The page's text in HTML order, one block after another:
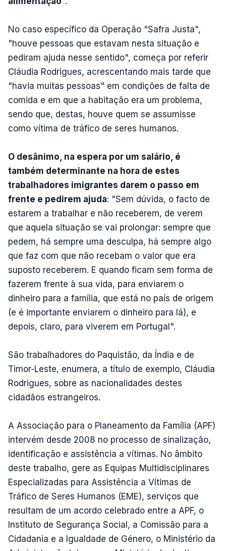
No caso específico da Operação "Safra Justa",
"houve pessoas que estavam nesta situação e
pediram ajuda nesse sentido", começa por referir
Cláudia Rodrigues, acrescentando mais tarde que
"havia muitas pessoas" em condições de falta de
comida e em que a habitação era um problema,
sendo que, destas, houve quem se assumisse
como vítima de tráfico de seres humanos.
O desânimo, na espera por um salário, é
também determinante na hora de estes
trabalhadores imigrantes darem o passo em
frente e pedirem ajuda: "Sem dúvida, o facto de
estarem a trabalhar e não receberem, de verem
que aquela situação se vai prolongar: sempre que
pedem, há sempre uma desculpa, há sempre algo
que faz com que não recebam o valor que era
suposto receberem. E quando ficam sem forma de
fazerem frente à sua vida, para enviarem o
dinheiro para a família, que está no país de origem
(e é importante enviarem o dinheiro para lá), e
depois, claro, para viverem em Portugal".
São trabalhadores do Paquistão, da Índia e de
Timor-Leste, enumera, a título de exemplo, Cláudia
Rodrigues, sobre as nacionalidades destes
cidadãos estrangeiros.
A Associação para o Planeamento da Família (APF)
intervém desde 2008 no processo de sinalização,
identificação e assistência a vítimas. No âmbito
deste trabalho, gere as Equipas Multidisciplinares
Especializadas para Assistência a Vítimas de
Tráfico de Seres Humanos (EME), serviços que
resultam de um acordo celebrado entre a APF, o
Instituto de Segurança Social, a Comissão para a
Cidadania e a Igualdade de Género, o Ministério da